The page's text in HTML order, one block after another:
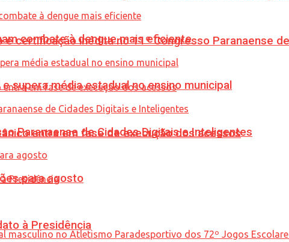
certificação inédita no 11º Congresso Paranaense
entra em fase de execução dos acessos
à Presidência
combate à dengue mais eficiente
supera média estadual no ensino municipal
Paranaense de Cidades Digitais e Inteligentes
para agosto